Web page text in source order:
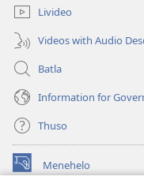
Livideo
Videos with Audio
Batla
Information for
Thuso
Menehelo
(opens